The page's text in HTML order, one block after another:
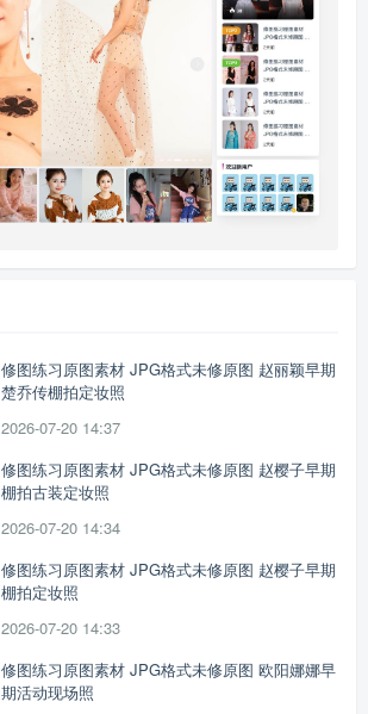
修图练习原图素材 JPG格式未修原图 赵丽颖早期
楚乔传棚拍定妆照
2026-07-20 14:37
修图练习原图素材 JPG格式未修原图 赵樱子早期
棚拍古装定妆照
2026-07-20 14:34
修图练习原图素材 JPG格式未修原图 赵樱子早期
棚拍定妆照
2026-07-20 14:33
修图练习原图素材 JPG格式未修原图 欧阳娜娜早
期活动现场照